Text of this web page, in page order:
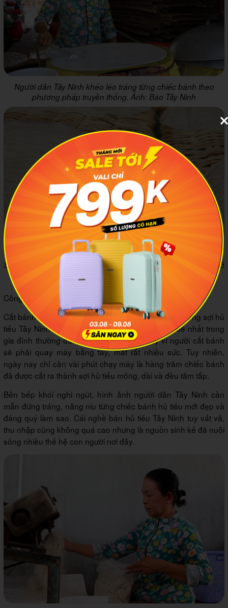
Người dân Tây Ninh khéo léo tráng từng chiếc bánh theo
phương pháp truyền thống. Ảnh: Báo Tây Ninh
Sau khi tráng xong, bánh được đem đi phơi dưới nắng cho khô
Công đoạn cắt bánh tạo thành sợi hủ tiếu
Cắt bánh là công đoạn cuối cùng để làm ra được những sợi hủ
tiếu Tây Ninh nức tiếng. Ngày trước, những ai khoẻ nhất trong
gia đình thường đảm đương phần việc này vì người cắt bánh
sẽ phải quay máy bằng tay, mất rất nhiều sức. Tuy nhiên,
ngày nay chỉ cần vài phút chạy máy là hàng trăm chiếc bánh
đã được cắt ra thành sợi hủ tiếu mỏng, dài và đều tăm tắp.
Bên bếp khói nghi ngút, hình ảnh người dân Tây Ninh cần
mẫn đứng tráng, nâng niu từng chiếc bánh hủ tiếu mới đẹp và
đáng quý làm sao. Cái nghề bán hủ tiếu Tây Ninh tuy vất vả,
thu nhập cũng không quá cao nhưng là nguồn sinh kế đã nuôi
sống nhiều thế hệ con người nơi đây.